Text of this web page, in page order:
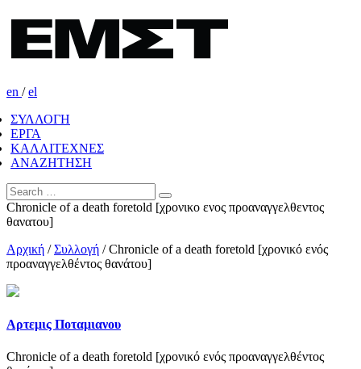
en /el
ΣΥΛΛΟΓΗ
ΕΡΓΑ
ΚΑΛΛΙΤΕΧΝΕΣ
ΑΝΑΖΗΤΗΣΗ
Chronicle of a death foretold [χρονικο ενος προαναγγελθεντος
θανατου]
Αρχική /Συλλογή /Chronicle of a death foretold [χρονικό ενός
προαναγγελθέντος θανάτου]
Αρτεμις Ποταμιανου
Chronicle of a death foretold [χρονικό ενός προαναγγελθέντος